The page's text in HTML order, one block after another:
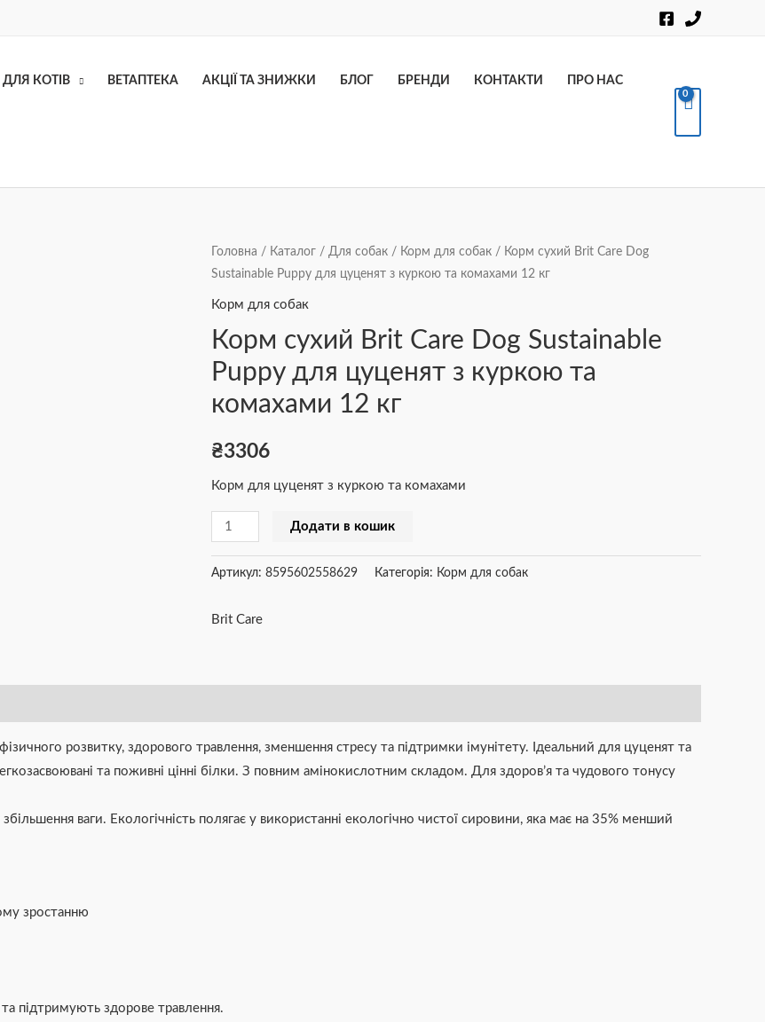
ДЛЯ КОТІВ ВЕТАПТЕКА АКЦІЇ ТА ЗНИЖКИ БЛОГ БРЕНДИ КОНТАКТИ ПРО НАС
Головна / Каталог / Для собак / Корм для собак / Корм сухий Brit Care Dog
Sustainable Puppy для цуценят з куркою та комахами 12 кг
Корм для собак
Корм сухий Brit Care Dog Sustainable
Puppy для цуценят з куркою та
комахами 12 кг
₴3306
Корм для цуценят з куркою та комахами
Корм
сухий
Brit
Dog
Sustainable
Puppy
цуценят
куркою
та
комахами
12
кількість
Додати в кошик
Артикул: 8595602558629 Категорія: Корм для собак
Brit Care
розвитку, здорового травлення, зменшення стресу та підтримки імунітету. Ідеальний для цуценят та
та поживні цінні білки. З повним амінокислотним складом. Для здоров’я та чудового тонусу
ваги. Екологічність полягає у використанні екологічно чистої сировини, яка має на 35% менший
зростанню
підтримують здорове травлення.